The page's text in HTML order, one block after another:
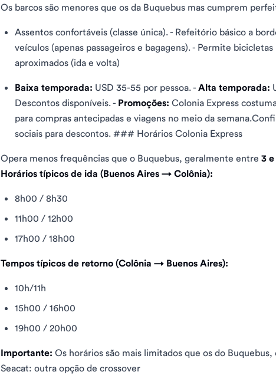
Os barcos são menores que os da Buquebus mas cumprem
Assentos confortáveis (classe única). - Refeitório básico a
veículos (apenas passageiros e bagagens). - Permite
aproximados (ida e volta)
Baixa temporada: USD 35-55 por pessoa. - Alta temporada:
Descontos disponíveis. - Promoções: Colonia Express
para compras antecipadas e viagens no meio da
sociais para descontos. ### Horários Colonia Express
Opera menos frequências que o Buquebus, geralmente entre 3
Horários típicos de ida (Buenos Aires → Colônia):
8h00 / 8h30
11h00 / 12h00
17h00 / 18h00
Tempos típicos de retorno (Colônia → Buenos Aires):
10h/11h
15h00 / 16h00
19h00 / 20h00
Importante: Os horários são mais limitados que os do
Seacat: outra opção de crossover